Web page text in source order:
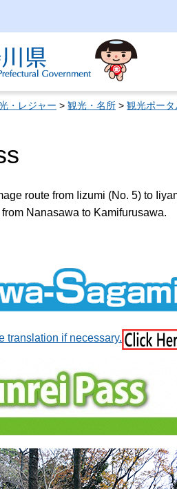
・レジャー > 観光・名所 > 観光ポータ
route from Iizumi (No. 5) to
Nanasawa to Kamifurusawa.
translation if necessary.